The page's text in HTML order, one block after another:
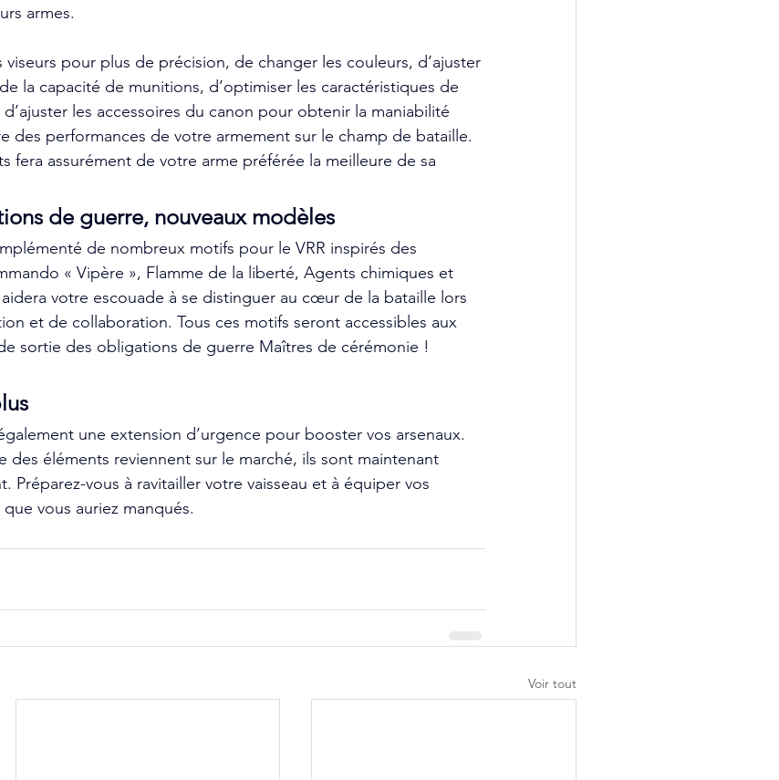
armes.
viseurs pour plus de précision, de changer les couleurs, d’ajuster
la capacité de munitions, d’optimiser les caractéristiques de
les accessoires du canon pour obtenir la maniabilité
des performances de votre armement sur le champ de bataille.
fera assurément de votre arme préférée la meilleure de sa
de guerre, nouveaux modèles
de nombreux motifs pour le VRR inspirés des
« Vipère », Flamme de la liberté, Agents chimiques et
votre escouade à se distinguer au cœur de la bataille lors
et de collaboration. Tous ces motifs seront accessibles aux
sortie des obligations de guerre Maîtres de cérémonie !
une extension d’urgence pour booster vos arsenaux.
des éléments reviennent sur le marché, ils sont maintenant
Préparez-vous à ravitailler votre vaisseau et à équiper vos
vous auriez manqués.
Voir tout